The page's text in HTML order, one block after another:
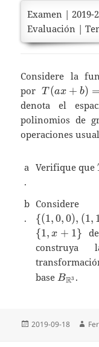
Examen |
Evaluación |
Considere la
porT(ax+b)=
(a+2b,a-
b,b)
T (ax + b) =
denota el
polinomios de
operaciones
a
.
Verifique que
b
.
{(1, 0, 0), (1,
{1, x + 1}
base BR3 .
Publicado
2019-09-18